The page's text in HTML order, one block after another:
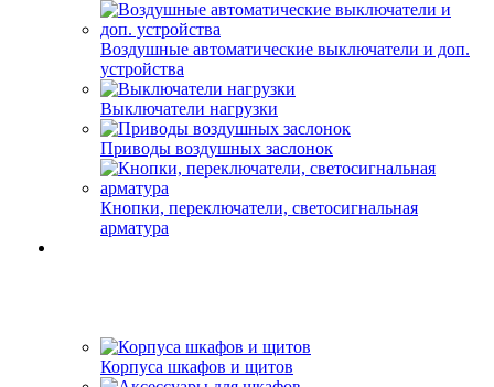
Воздушные автоматические выключатели и доп.
устройства
Выключатели нагрузки
Приводы воздушных заслонок
Кнопки, переключатели, светосигнальная
арматура
Корпуса шкафов и щитов